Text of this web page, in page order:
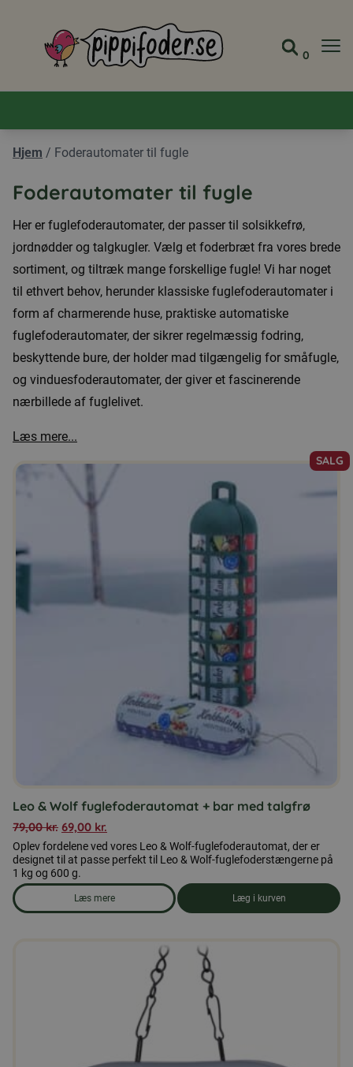
Pippifoder logo Gå til
Se
0
Hjem / Foderautomater til fugle
Foderautomater til fugle
Her er fuglefoderautomater, der passer til solsikkefrø,
jordnødder og talgkugler. Vælg et foderbræt fra vores brede
sortiment, og tiltræk mange forskellige fugle! Vi har noget
til ethvert behov, herunder klassiske fuglefoderautomater i
form af charmerende huse, praktiske automatiske
fuglefoderautomater, der sikrer regelmæssig fodring,
beskyttende bure, der holder mad tilgængelig for småfugle,
og vinduesfoderautomater, der giver et fascinerende
nærbillede af fuglelivet.
Læs mere...
SALG
Leo & Wolf fuglefoderautomat + bar med talgfrø
79,00kr. 69,00 kr.
Oplev fordelene ved vores Leo & Wolf-fuglefoderautomat, der er
designet til at passe perfekt til Leo & Wolf-fuglefoderstængerne på
1 kg og 600 g.
Læs mere
om produkten Leo & Wolf fuglefoderautomat + bar med
Læg i kurven
Dette
varianter.
kan